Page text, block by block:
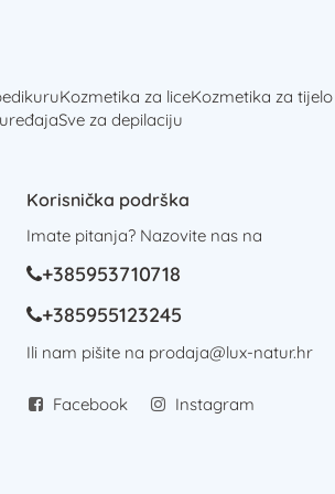
Kozmetika za liceKozmetika za tijelo
Sve za depilaciju
Korisnička podrška
Imate pitanja? Nazovite nas na
+385953710718
+385955123245
Ili nam pišite na prodaja@lux-natur.hr
Facebook Instagram